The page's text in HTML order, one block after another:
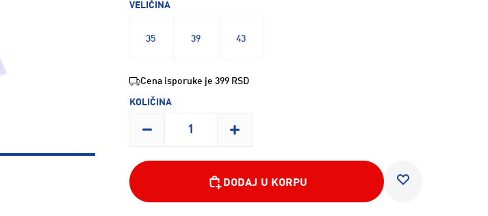
VELIČINA
35 39 43
Cena isporuke je 399 RSD
KOLIČINA
DODAJ U KORPU